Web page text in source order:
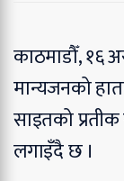
काठमाडौँ, १६
मान्यजनको
साइतको
लगाइँदै छ ।